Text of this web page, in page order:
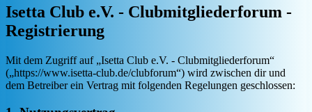
Isetta Club e.V. - Clubmitgliederforum -
Registrierung
Mit dem Zugriff auf „Isetta Club e.V. - Clubmitgliederforum“
(„https://www.isetta-club.de/clubforum“) wird zwischen dir und
dem Betreiber ein Vertrag mit folgenden Regelungen geschlossen: